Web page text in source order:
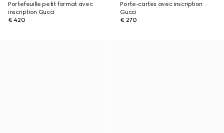
Portefeuille petit format avec
inscription Gucci
€ 420
Porte-cartes avec inscription
Gucci
€ 270